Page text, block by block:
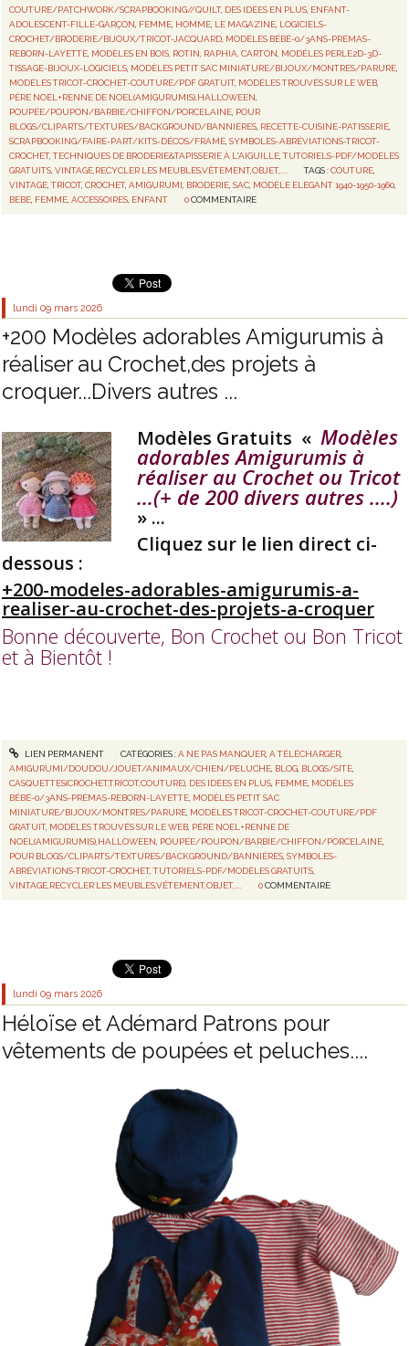
COUTURE/PATCHWORK/SCRAPBOOKING//QUILT, DES IDÉES EN PLUS ENFANT-
ADOLESCENT-FILLE-GARÇON FEMME HOMME LE MAGAZINE LOGICIELS-
CROCHET/BRODERIE/BIJOUX/TRICOT-JACQUARD MODÈLES BÉBÉ-0/3ANS-PRÉMAS-
REBORN-LAYETTE MODÈLES EN BOIS, ROTIN, RAPHIA, CARTON MODÈLES PERLE2D-3D-
TISSAGE-BIJOUX-LOGICIELS MODÈLES PETIT SAC MINIATURE/BIJOUX/MONTRES/PARURE
MODÈLES TRICOT-CROCHET-COUTURE/PDF GRATUIT, MODÈLES TROUVÉS SUR LE WEB
PÈRE NOEL+RENNE DE NOEL(AMIGURUMIS),HALLOWEEN
POUPÉE/POUPON/BARBIE/CHIFFON/PORCELAINE POUR
BLOGS/CLIPARTS/TEXTURES/BACKGROUND/BANNIÈRES RECETTE-CUISINE-PATISSERIE
SCRAPBOOKING/FAIRE-PART/KITS-DÉCOS/FRAME ,SYMBOLES-ABRÉVIATIONS-TRICOT-
CROCHET,TECHNIQUES DE BRODERIE&TAPISSERIE À L'AIGUILLE ,TUTORIELS-PDF/MODÈLES
GRATUITS ,VINTAGE,RECYCLER LES MEUBLES,VÊTEMENT,OBJET,.... TAGS :COUTURE
VINTAGE ,TRICOT,CROCHET,AMIGURUMI BRODERIE ,SAC MODÈLE ELEGANT 1940-1950-1960
BEBE FEMME ,ACCESSOIRES ENFANT 0 COMMENTAIRE
lundi 09 mars 2026
+200 Modèles adorables Amigurumis à
réaliser au Crochet,des projets à
croquer...Divers autres ...
Modèles Gratuits « Modèles
adorables Amigurumis à
réaliser au Crochet ou Tricot
...(+ de 200 divers autres ....)
» ...
Cliquez sur le lien direct ci-
dessous :
+200-modeles-adorables-amigurumis-a-
realiser-au-crochet-des-projets-a-croquer
Bonne découverte, Bon Crochet ou Bon Tricot
et à Bientôt !
LIEN PERMANENT CATÉGORIES :A NE PAS MANQUER, A TÉLÉCHARGER,
AMIGURUMI/DOUDOU/JOUET/ANIMAUX/CHIEN/PELUCHE BLOG BLOGS/SITE
CASQUETTES(CROCHET,TRICOT,COUTURE) DES IDÉES EN PLUS FEMME MODÈLES
BÉBÉ-0/3ANS-PRÉMAS-REBORN-LAYETTE MODÈLES PETIT SAC
MINIATURE/BIJOUX/MONTRES/PARURE MODÈLES TRICOT-CROCHET-COUTURE/PDF
GRATUIT, MODÈLES TROUVÉS SUR LE WEB PÈRE NOEL+RENNE DE
NOEL(AMIGURUMIS),HALLOWEEN POUPÉE/POUPON/BARBIE/CHIFFON/PORCELAINE
POUR BLOGS/CLIPARTS/TEXTURES/BACKGROUND/BANNIÈRES ,SYMBOLES-
ABRÉVIATIONS-TRICOT-CROCHET,TUTORIELS-PDF/MODÈLES GRATUITS
VINTAGE,RECYCLER LES MEUBLES,VÊTEMENT,OBJET,....
0 COMMENTAIRE
lundi 09 mars 2026
Héloïse et Adémard Patrons pour
vêtements de poupées et peluches....